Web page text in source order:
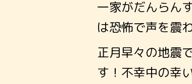
一家がだんらん
は恐怖で声を震
正月早々の地震
す！不幸中の幸